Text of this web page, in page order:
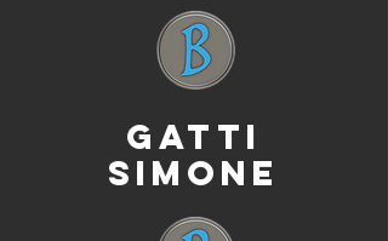
GATTI
SIMONE